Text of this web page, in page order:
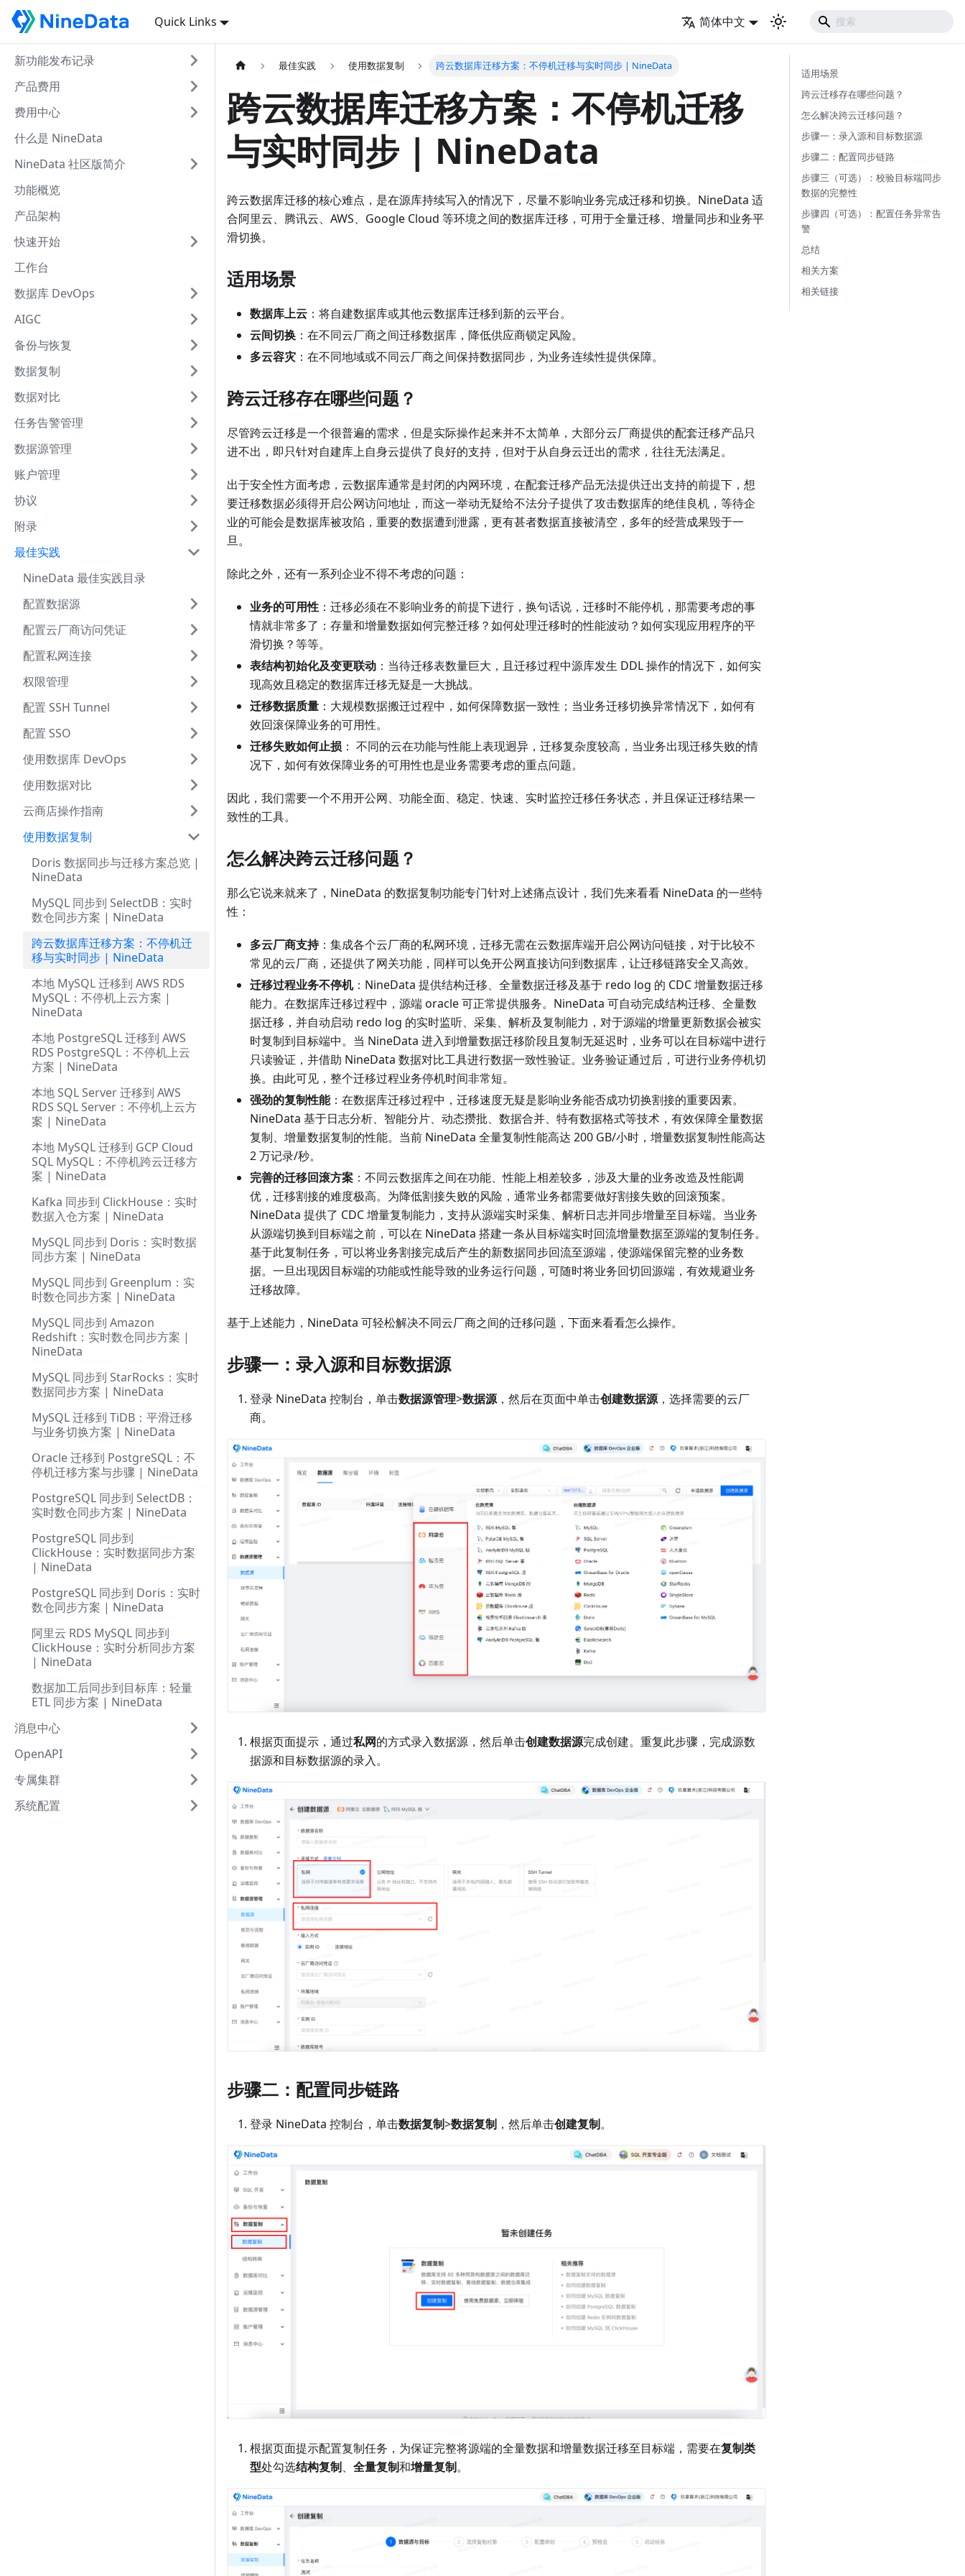
Quick Links 简体中文
新功能发布记录
产品费用
费用中心
什么是 NineData
NineData 社区版简介
功能概览
产品架构
快速开始
工作台
数据库 DevOps
AIGC
备份与恢复
数据复制
数据对比
任务告警管理
数据源管理
账户管理
协议
附录
最佳实践
NineData 最佳实践目录
配置数据源
配置云厂商访问凭证
配置私网连接
权限管理
配置 SSH Tunnel
配置 SSO
使用数据库 DevOps
使用数据对比
云商店操作指南
使用数据复制
Doris 数据同步与迁移方案总览 |
NineData
MySQL 同步到 SelectDB：实时
数仓同步方案 | NineData
跨云数据库迁移方案：不停机迁
移与实时同步 | NineData
本地 MySQL 迁移到 AWS RDS
MySQL：不停机上云方案 |
NineData
本地 PostgreSQL 迁移到 AWS
RDS PostgreSQL：不停机上云
方案 | NineData
本地 SQL Server 迁移到 AWS
RDS SQL Server：不停机上云方
案 | NineData
本地 MySQL 迁移到 GCP Cloud
SQL MySQL：不停机跨云迁移方
案 | NineData
Kafka 同步到 ClickHouse：实时
数据入仓方案 | NineData
MySQL 同步到 Doris：实时数据
同步方案 | NineData
MySQL 同步到 Greenplum：实
时数仓同步方案 | NineData
MySQL 同步到 Amazon
Redshift：实时数仓同步方案 |
NineData
MySQL 同步到 StarRocks：实时
数据同步方案 | NineData
MySQL 迁移到 TiDB：平滑迁移
与业务切换方案 | NineData
Oracle 迁移到 PostgreSQL：不
停机迁移方案与步骤 | NineData
PostgreSQL 同步到 SelectDB：
实时数仓同步方案 | NineData
PostgreSQL 同步到
ClickHouse：实时数据同步方案
| NineData
PostgreSQL 同步到 Doris：实时
数仓同步方案 | NineData
阿里云 RDS MySQL 同步到
ClickHouse：实时分析同步方案
| NineData
数据加工后同步到目标库：轻量
ETL 同步方案 | NineData
消息中心
OpenAPI
专属集群
系统配置
最佳实践 使用数据复制 跨云数据库迁移方案：不停机迁移与实时同步 | NineData
跨云数据库迁移方案：不停机迁移
与实时同步 | NineData
跨云数据库迁移的核心难点，是在源库持续写入的情况下，尽量不影响业务完成迁移和切换。NineData 适
合阿里云、腾讯云、AWS、Google Cloud 等环境之间的数据库迁移，可用于全量迁移、增量同步和业务平
滑切换。
适用场景
数据库上云 ：将自建数据库或其他云数据库迁移到新的云平台。
云间切换 ：在不同云厂商之间迁移数据库，降低供应商锁定风险。
多云容灾 ：在不同地域或不同云厂商之间保持数据同步，为业务连续性提供保障。
跨云迁移存在哪些问题？
尽管跨云迁移是一个很普遍的需求，但是实际操作起来并不太简单，大部分云厂商提供的配套迁移产品只
进不出，即只针对自建库上自身云提供了良好的支持，但对于从自身云迁出的需求，往往无法满足。
出于安全性方面考虑，云数据库通常是封闭的内网环境，在配套迁移产品无法提供迁出支持的前提下，想
要迁移数据必须得开启公网访问地址，而这一举动无疑给不法分子提供了攻击数据库的绝佳良机，等待企
业的可能会是数据库被攻陷，重要的数据遭到泄露，更有甚者数据直接被清空，多年的经营成果毁于一
旦。
除此之外，还有一系列企业不得不考虑的问题：
业务的可用性 ：迁移必须在不影响业务的前提下进行，换句话说，迁移时不能停机，那需要考虑的事
情就非常多了：存量和增量数据如何完整迁移？如何处理迁移时的性能波动？如何实现应用程序的平
滑切换？等等。
表结构初始化及变更联动 ：当待迁移表数量巨大，且迁移过程中源库发生 DDL 操作的情况下，如何实
现高效且稳定的数据库迁移无疑是一大挑战。
迁移数据质量 ：大规模数据搬迁过程中，如何保障数据一致性；当业务迁移切换异常情况下，如何有
效回滚保障业务的可用性。
迁移失败如何止损 ： 不同的云在功能与性能上表现迥异，迁移复杂度较高，当业务出现迁移失败的情
况下，如何有效保障业务的可用性也是业务需要考虑的重点问题。
因此，我们需要一个不用开公网、功能全面、稳定、快速、实时监控迁移任务状态，并且保证迁移结果一
致性的工具。
怎么解决跨云迁移问题？
那么它说来就来了，NineData 的数据复制功能专门针对上述痛点设计，我们先来看看 NineData 的一些特
性：
多云厂商支持：集成各个云厂商的私网环境，迁移无需在云数据库端开启公网访问链接，对于比较不
常见的云厂商，还提供了网关功能，同样可以免开公网直接访问到数据库，让迁移链路安全又高效。
迁移过程业务不停机：NineData 提供结构迁移、全量数据迁移及基于 redo log 的 CDC 增量数据迁移
能力。在数据库迁移过程中，源端 oracle 可正常提供服务。NineData 可自动完成结构迁移、全量数
据迁移，并自动启动 redo log 的实时监听、采集、解析及复制能力，对于源端的增量更新数据会被实
时复制到目标端中。当 NineData 进入到增量数据迁移阶段且复制无延迟时，业务可以在目标端中进行
只读验证，并借助 NineData 数据对比工具进行数据一致性验证。业务验证通过后，可进行业务停机切
换。由此可见，整个迁移过程业务停机时间非常短。
强劲的复制性能：在数据库迁移过程中，迁移速度无疑是影响业务能否成功切换割接的重要因素。
NineData 基于日志分析、智能分片、动态攒批、数据合并、特有数据格式等技术，有效保障全量数据
复制、增量数据复制的性能。当前 NineData 全量复制性能高达 200 GB/小时，增量数据复制性能高达
2 万记录/秒。
完善的迁移回滚方案 ：不同云数据库之间在功能、性能上相差较多，涉及大量的业务改造及性能调
优，迁移割接的难度极高。为降低割接失败的风险，通常业务都需要做好割接失败的回滚预案。
NineData 提供了 CDC 增量复制能力，支持从源端实时采集、解析日志并同步增量至目标端。当业务
从源端切换到目标端之前，可以在 NineData 搭建一条从目标端实时回流增量数据至源端的复制任务。
基于此复制任务，可以将业务割接完成后产生的新数据同步回流至源端，使源端保留完整的业务数
据。一旦出现因目标端的功能或性能导致的业务运行问题，可随时将业务回切回源端，有效规避业务
迁移故障。
基于上述能力，NineData 可轻松解决不同云厂商之间的迁移问题，下面来看看怎么操作。
步骤一：录入源和目标数据源
登录 NineData 控制台，单击数据源管理>数据源，然后在页面中单击创建数据源，选择需要的云厂
商。
根据页面提示，通过私网的方式录入数据源，然后单击创建数据源完成创建。重复此步骤，完成源数
据源和目标数据源的录入。
步骤二：配置同步链路
登录 NineData 控制台，单击数据复制>数据复制 ，然后单击创建复制。
根据页面提示配置复制任务，为保证完整将源端的全量数据和增量数据迁移至目标端，需要在复制类
型处勾选结构复制、 全量复制和增量复制。
适用场景
跨云迁移存在哪些问题？
怎么解决跨云迁移问题？
步骤一：录入源和目标数据源
步骤二：配置同步链路
步骤三（可选）：校验目标端同步
数据的完整性
步骤四（可选）：配置任务异常告
警
总结
相关方案
相关链接